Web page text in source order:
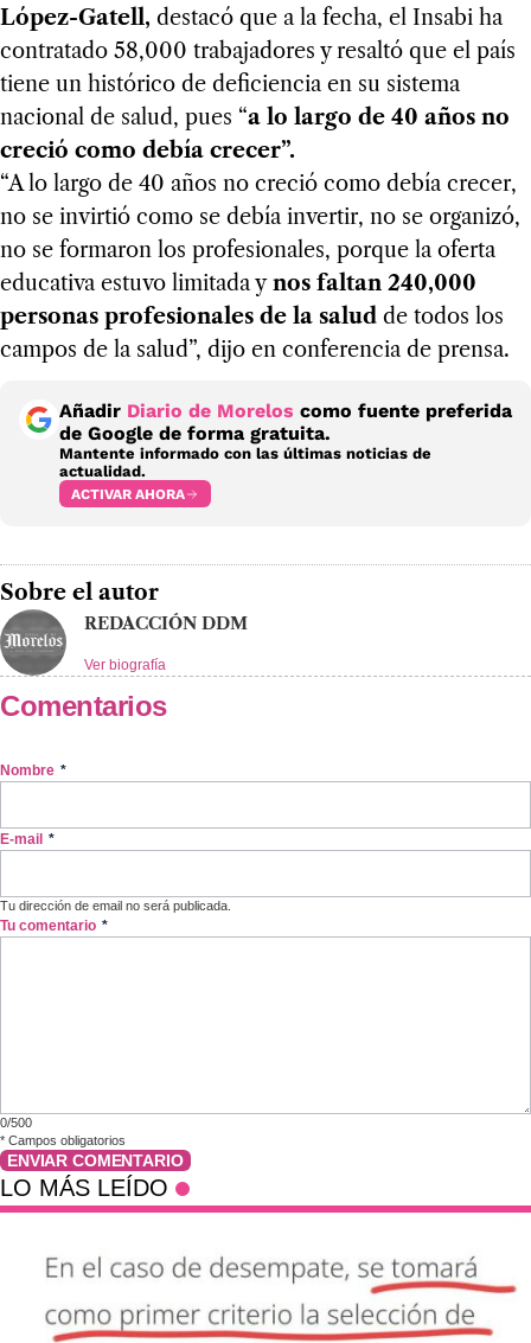
López-Gatell, destacó que a la fecha, el Insabi ha
contratado 58,000 trabajadores y resaltó que el país
tiene un histórico de deficiencia en su sistema
nacional de salud, pues “a lo largo de 40 años no
creció como debía crecer”.
“A lo largo de 40 años no creció como debía crecer,
no se invirtió como se debía invertir, no se organizó,
no se formaron los profesionales, porque la oferta
educativa estuvo limitada ynos faltan 240,000
personas profesionales de la salud de todos los
campos de la salud”, dijo en conferencia de prensa.
Añadir Diario de Morelos como fuente preferida
de Google de forma gratuita.
Mantente informado con las últimas noticias de
actualidad.
ACTIVAR AHORA
Sobre el autor
REDACCIÓN DDM
Ver biografía
Comentarios
Nombre *
E-mail *
Tu dirección de email no será publicada.
Tu comentario *
0/500
* Campos obligatorios
ENVIAR COMENTARIO
LO MÁS LEÍDO